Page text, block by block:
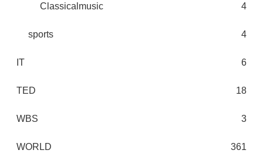
Classicalmusic 4
sports 4
IT 6
TED 18
WBS 3
WORLD 361